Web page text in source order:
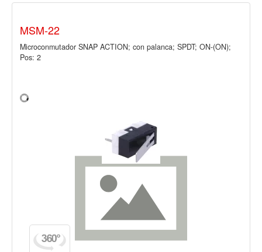
MSM-22
Microconmutador SNAP ACTION; con palanca; SPDT; ON-(ON);
Pos: 2